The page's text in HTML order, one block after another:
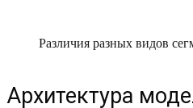
Различия разных видов
Архитектура